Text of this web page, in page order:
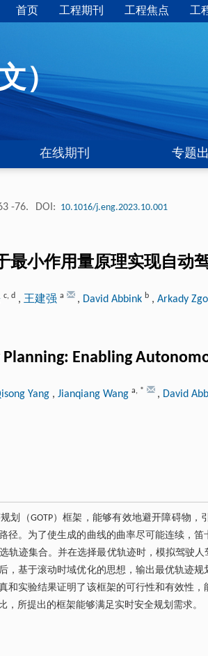
首页 工程期刊 工程焦点 工
）
在线期刊 专题
-76. DOI: 10.1016/j.eng.2023.10.001
小作用量原理实现自动
c, d , 王建强 a , David Abbink b , Arkady
Enabling
Yang , Jianqiang Wang a, * , David
划（GOTP）框架，能够有效地避开障碍物
径。为了使生成的曲线的曲率尽可能连续，
轨迹集合。并在选择最优轨迹时，模拟驾驶
，基于滚动时域优化的思想，输出最优轨迹
和实验结果证明了该框架的可行性和有效性
所提出的框架能够满足实时安全规划需求。